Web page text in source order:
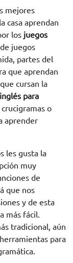
mejores
casa aprendan
los juegos
juegos
partes del
que aprendan
cursan la
para
o
aprender
les gusta la
muy
de
que nos
y de esta
más fácil.
tradicional, aún
para